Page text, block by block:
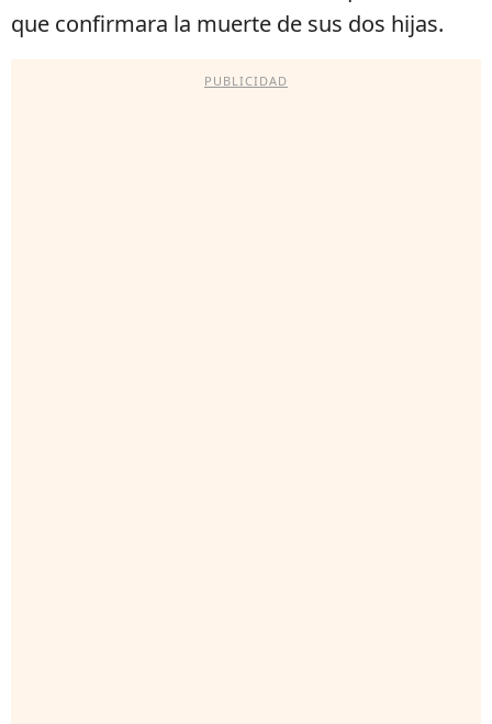
que confirmara la muerte de sus dos hijas.
PUBLICIDAD